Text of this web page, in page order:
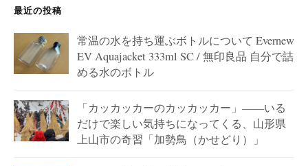
最近の投稿
常温の水を持ち運ぶボトルについて Evernew
EV Aquajacket 333ml SC / 無印良品 自分で詰
める水のボトル
「カッカッカーのカッカッカー」——いる
だけで楽しい気持ちになってくる、山形県
上山市の奇習「加勢鳥（かせどり）」